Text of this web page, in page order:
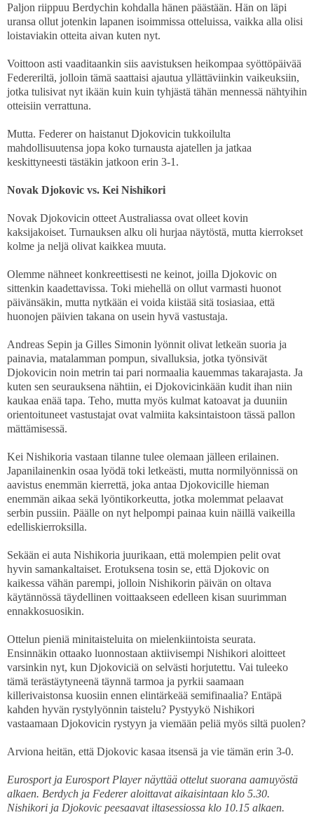
Paljon riippuu Berdychin kohdalla hänen päästään. Hän on läpi
uransa ollut jotenkin lapanen isoimmissa otteluissa, vaikka alla olisi
loistaviakin otteita aivan kuten nyt.
Voittoon asti vaaditaankin siis aavistuksen heikompaa syöttöpäivää
Federeriltä, jolloin tämä saattaisi ajautua yllättäviinkin vaikeuksiin,
jotka tulisivat nyt ikään kuin kuin tyhjästä tähän mennessä nähtyihin
otteisiin verrattuna.
Mutta. Federer on haistanut Djokovicin tukkoilulta
mahdollisuutensa jopa koko turnausta ajatellen ja jatkaa
keskittyneesti tästäkin jatkoon erin 3-1.
Novak Djokovic vs. Kei Nishikori
Novak Djokovicin otteet Australiassa ovat olleet kovin
kaksijakoiset. Turnauksen alku oli hurjaa näytöstä, mutta kierrokset
kolme ja neljä olivat kaikkea muuta.
Olemme nähneet konkreettisesti ne keinot, joilla Djokovic on
sittenkin kaadettavissa. Toki miehellä on ollut varmasti huonot
päivänsäkin, mutta nytkään ei voida kiistää sitä tosiasiaa, että
huonojen päivien takana on usein hyvä vastustaja.
Andreas Sepin ja Gilles Simonin lyönnit olivat letkeän suoria ja
painavia, matalamman pompun, sivalluksia, jotka työnsivät
Djokovicin noin metrin tai pari normaalia kauemmas takarajasta. Ja
kuten sen seurauksena nähtiin, ei Djokovicinkään kudit ihan niin
kaukaa enää tapa. Teho, mutta myös kulmat katoavat ja duuniin
orientoituneet vastustajat ovat valmiita kaksintaistoon tässä pallon
mättämisessä.
Kei Nishikoria vastaan tilanne tulee olemaan jälleen erilainen.
Japanilainenkin osaa lyödä toki letkeästi, mutta normilyönnissä on
aavistus enemmän kierrettä, joka antaa Djokovicille hieman
enemmän aikaa sekä lyöntikorkeutta, jotka molemmat pelaavat
serbin pussiin. Päälle on nyt helpompi painaa kuin näillä vaikeilla
edelliskierroksilla.
Sekään ei auta Nishikoria juurikaan, että molempien pelit ovat
hyvin samankaltaiset. Erotuksena tosin se, että Djokovic on
kaikessa vähän parempi, jolloin Nishikorin päivän on oltava
käytännössä täydellinen voittaakseen edelleen kisan suurimman
ennakkosuosikin.
Ottelun pieniä minitaisteluita on mielenkiintoista seurata.
Ensinnäkin ottaako luonnostaan aktiivisempi Nishikori aloitteet
varsinkin nyt, kun Djokoviciä on selvästi horjutettu. Vai tuleeko
tämä terästäytyneenä täynnä tarmoa ja pyrkii saamaan
killerivaistonsa kuosiin ennen elintärkeää semifinaalia? Entäpä
kahden hyvän rystylyönnin taistelu? Pystyykö Nishikori
vastaamaan Djokovicin rystyyn ja viemään peliä myös siltä puolen?
Arviona heitän, että Djokovic kasaa itsensä ja vie tämän erin 3-0.
Eurosport ja Eurosport Player näyttää ottelut suorana aamuyöstä
alkaen. Berdych ja Federer aloittavat aikaisintaan klo 5.30.
Nishikori ja Djokovic peesaavat iltasessiossa klo 10.15 alkaen.